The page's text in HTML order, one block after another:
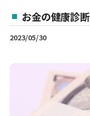
お金の健康診断
2023/05/30